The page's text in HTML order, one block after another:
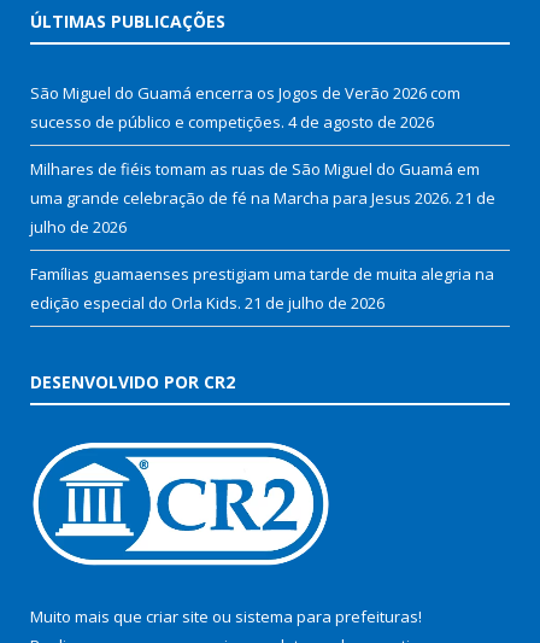
ÚLTIMAS PUBLICAÇÕES
São Miguel do Guamá encerra os Jogos de Verão 2026 com
sucesso de público e competições. 4 de agosto de 2026
Milhares de fiéis tomam as ruas de São Miguel do Guamá em
uma grande celebração de fé na Marcha para Jesus 2026. 21 de
julho de 2026
Famílias guamaenses prestigiam uma tarde de muita alegria na
edição especial do Orla Kids. 21 de julho de 2026
DESENVOLVIDO POR CR2
Muito mais que criar site ou sistema para prefeituras!